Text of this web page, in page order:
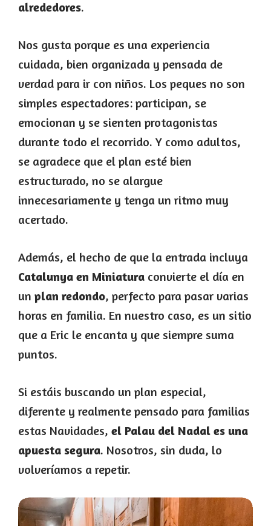
alrededores.
Nos gusta porque es una experiencia
cuidada, bien organizada y pensada de
verdad para ir con niños. Los peques no son
simples espectadores: participan, se
emocionan y se sienten protagonistas
durante todo el recorrido. Y como adultos,
se agradece que el plan esté bien
estructurado, no se alargue
innecesariamente y tenga un ritmo muy
acertado.
Además, el hecho de que la entrada incluya
Catalunya en Miniatura convierte el día en
un plan redondo, perfecto para pasar varias
horas en familia. En nuestro caso, es un sitio
que a Eric le encanta y que siempre suma
puntos.
Si estáis buscando un plan especial,
diferente y realmente pensado para familias
estas Navidades, el Palau del Nadal es una
apuesta segura. Nosotros, sin duda, lo
volveríamos a repetir.